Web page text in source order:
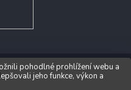
pohodlné prohlížení webu a
jeho funkce, výkon a
práva vyhrazena.Upravit